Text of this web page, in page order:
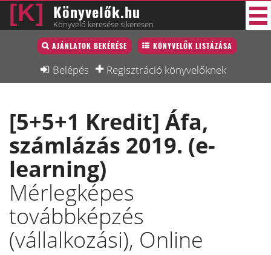
Könyvelők.hu
Könyvelő keresése sikeresen
AJÁNLATOK BEKÉRÉSE KÖNYVELŐK LISTÁZÁSA
Belépés Regisztráció könyvelőknek
Könyvelő lista
Könyvelési munkák
Interjú
Blog
Állás
Képzésnaptár
[5+5+1 Kredit] Áfa,
számlázás 2019. (e-
learning)
Mérlegképes
továbbképzés
(vállalkozási), Online